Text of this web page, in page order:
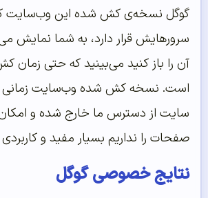
گوگل نسخه‌ی کش شده این وب‌سایت
سرورهایش قرار دارد، به شما نمایش
آن را باز کنید می‌بینید که حتی زمان
است. نسخه کش شده وب‌سایت
سایت از دسترس ما خارج شده و
صفحات را نداریم بسیار مفید و
نتایج خصوصی گوگل